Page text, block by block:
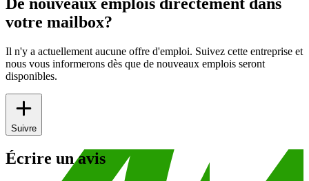
De nouveaux emplois directement dans
votre mailbox?
Il n'y a actuellement aucune offre d'emploi. Suivez cette entreprise et
nous vous informerons dès que de nouveaux emplois seront
disponibles.
Suivre
Écrire un avis